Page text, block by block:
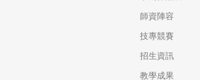
師資陣容
技專競賽
招生資訊
教學成果